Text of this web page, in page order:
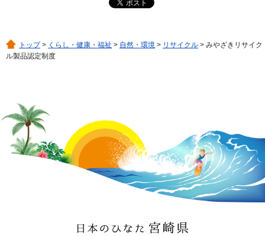
トップ> くらし・健康・福祉 > 自然・環境 > リサイクル > みやざきリサイク
ル製品認定制度
日本のひなた 宮崎県